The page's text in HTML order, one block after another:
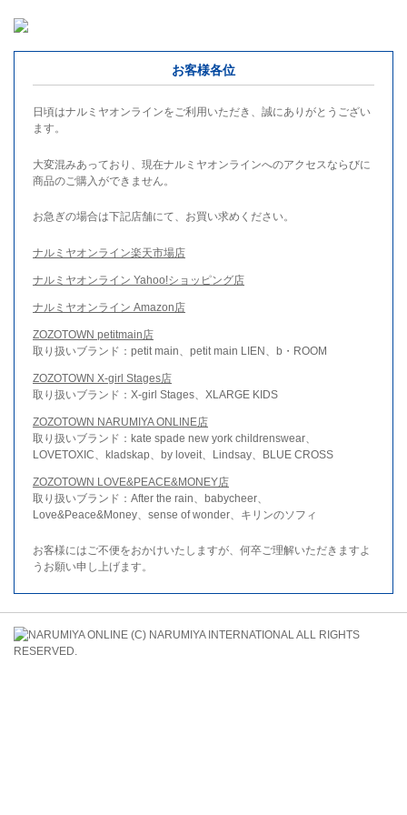
お客様各位
日頃はナルミヤオンラインをご利用いただき、誠にありがとうござい
ます。
大変混みあっており、現在ナルミヤオンラインへのアクセスならびに
商品のご購入ができません。
お急ぎの場合は下記店舗にて、お買い求めください。
ナルミヤオンライン楽天市場店
ナルミヤオンライン Yahoo!ショッピング店
ナルミヤオンライン Amazon店
ZOZOTOWN petitmain店
取り扱いブランド：petit main、petit main LIEN、b・ROOM
ZOZOTOWN X-girl Stages店
取り扱いブランド：X-girl Stages、XLARGE KIDS
ZOZOTOWN NARUMIYA ONLINE店
取り扱いブランド：kate spade new york childrenswear、
LOVETOXIC、kladskap、by loveit、Lindsay、BLUE CROSS
ZOZOTOWN LOVE&PEACE&MONEY店
取り扱いブランド：After the rain、babycheer、
Love&Peace&Money、sense of wonder、キリンのソフィ
お客様にはご不便をおかけいたしますが、何卒ご理解いただきますよ
うお願い申し上げます。